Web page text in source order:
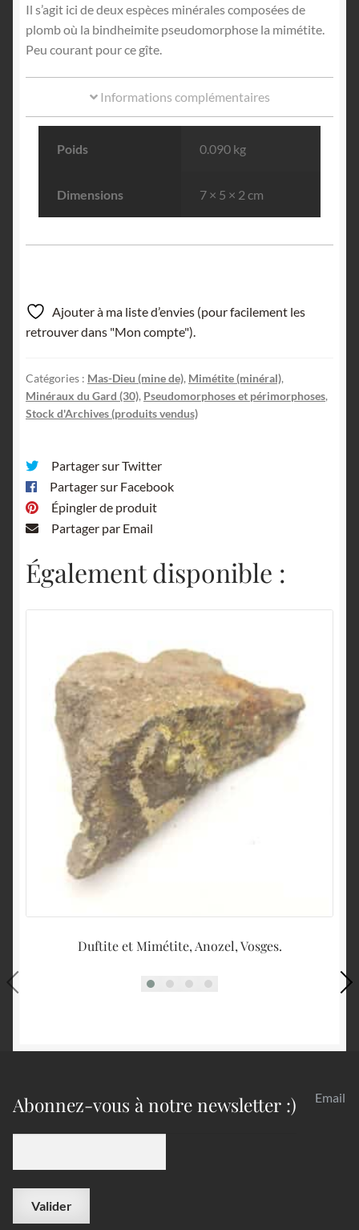
Il s’agit ici de deux espèces minérales composées de
plomb où la bindheimite pseudomorphose la mimétite.
Peu courant pour ce gîte.
Informations complémentaires
Poids 0.090 kg
Dimensions 7 × 5 × 2 cm
Ajouter à ma liste d’envies (pour facilement les
retrouver dans "Mon compte").
Catégories : Mas-Dieu (mine de), Mimétite (minéral),
Minéraux du Gard (30), Pseudomorphoses et périmorphoses,
Stock d'Archives (produits vendus)
Partager sur Twitter
Partager sur Facebook
Épingler de produit
Partager par Email
Également disponible :
Duftite et Mimétite, Anozel, Vosges.
Abonnez-vous à notre newsletter :) Email